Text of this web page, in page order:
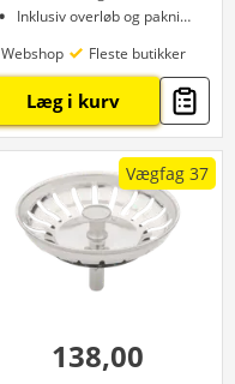
Inklusiv overløb og pakninger
Webshop
Fleste butikker
Læg i kurv
Vægfag 37
138,00